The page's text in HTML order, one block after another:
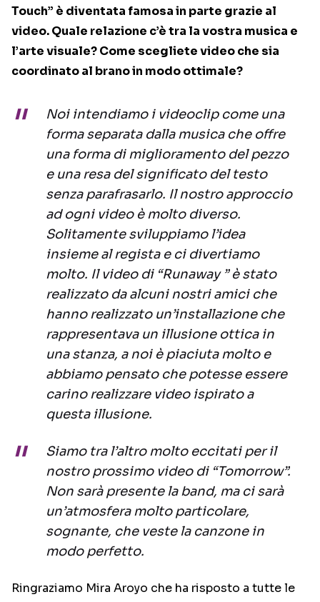
Touch” è diventata famosa in parte grazie al
video. Quale relazione c’è tra la vostra musica e
l’arte visuale? Come scegliete video che sia
coordinato al brano in modo ottimale?
Noi intendiamo i videoclip come una
forma separata dalla musica che offre
una forma di miglioramento del pezzo
e una resa del significato del testo
senza parafrasarlo. Il nostro approccio
ad ogni video è molto diverso.
Solitamente sviluppiamo l’idea
insieme al regista e ci divertiamo
molto. Il video di “Runaway ” è stato
realizzato da alcuni nostri amici che
hanno realizzato un’installazione che
rappresentava un illusione ottica in
una stanza, a noi è piaciuta molto e
abbiamo pensato che potesse essere
carino realizzare video ispirato a
questa illusione.
Siamo tra l’altro molto eccitati per il
nostro prossimo video di “Tomorrow”.
Non sarà presente la band, ma ci sarà
un’atmosfera molto particolare,
sognante, che veste la canzone in
modo perfetto.
Ringraziamo Mira Aroyo che ha risposto a tutte le